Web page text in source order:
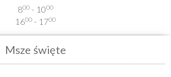
800- 1000
1600- 1700
Msze święte